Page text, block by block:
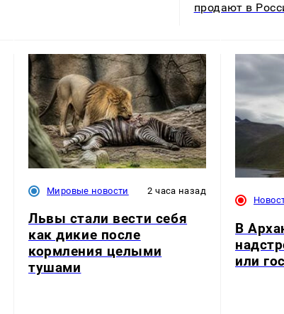
продают в
Мировые новости 2 часа назад
Львы стали вести себя
как дикие после
кормления целыми
тушами
В
или